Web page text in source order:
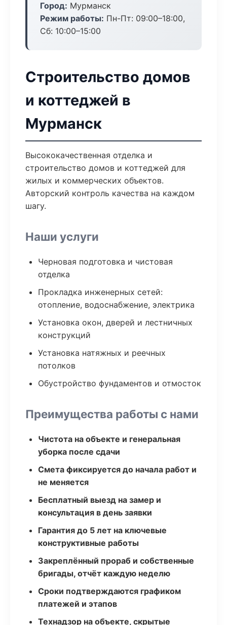
Город: Мурманск
Режим работы: Пн-Пт: 09:00–18:00,
Сб: 10:00–15:00
Строительство домов
и коттеджей в
Мурманск
Высококачественная отделка и
строительство домов и коттеджей для
жилых и коммерческих объектов.
Авторский контроль качества на каждом
шагу.
Наши услуги
Черновая подготовка и чистовая
отделка
Прокладка инженерных сетей:
отопление, водоснабжение, электрика
Установка окон, дверей и лестничных
конструкций
Установка натяжных и реечных
потолков
Обустройство фундаментов и отмосток
Преимущества работы с нами
Чистота на объекте и генеральная
уборка после сдачи
Смета фиксируется до начала работ и
не меняется
Бесплатный выезд на замер и
консультация в день заявки
Гарантия до 5 лет на ключевые
конструктивные работы
Закреплённый прораб и собственные
бригады, отчёт каждую неделю
Сроки подтверждаются графиком
платежей и этапов
Технадзор на объекте, скрытые